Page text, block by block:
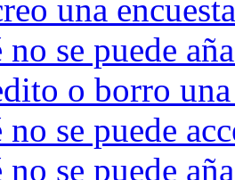
una
no se puede
o borro una
no se puede
no se puede